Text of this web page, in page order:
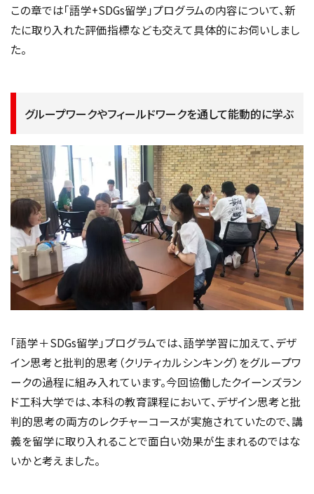
この章では「語学+SDGs留学」プログラムの内容について、新
たに取り入れた評価指標なども交えて具体的にお伺いしまし
た。
グループワークやフィールドワークを通して能動的に学ぶ
「語学＋SDGs留学」プログラムでは、語学学習に加えて、デザ
イン思考と批判的思考（クリティカルシンキング）をグループワ
ークの過程に組み入れています。今回協働したクイーンズラン
ド工科大学では、本科の教育課程において、デザイン思考と批
判的思考の両方のレクチャーコースが実施されていたので、講
義を留学に取り入れることで面白い効果が生まれるのではな
いかと考えました。